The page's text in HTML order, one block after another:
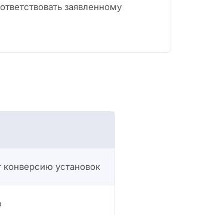
заявленному
установок